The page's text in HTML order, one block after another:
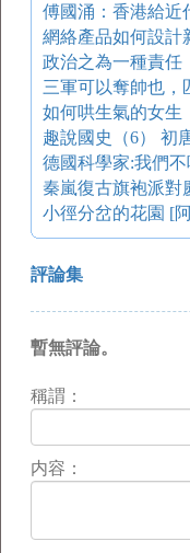
傅國涌：香港給近
網絡產品如何設計
政治之為一種責
三軍可以奪帥也，
如何哄生氣的女生
趣說國史（6） 初
秦嵐復古旗袍派對
小徑分岔的花園 [
評論集
暫無評論。
稱謂：
内容：